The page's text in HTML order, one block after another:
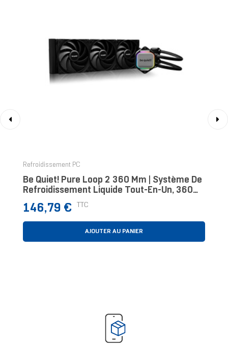
Refroidissement PC
Be Quiet! Pure Loop 2 360 Mm | Système De
Refroidissement Liquide Tout-En-Un, 360
Mm, Noir, Socket Intel Et AMD
Prix
146,79 € TTC
AJOUTER AU PANIER